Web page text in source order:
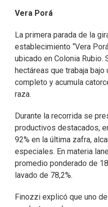
Vera Porá
La primera parada de la
establecimiento “Vera
ubicado en Colonia Rubio.
hectáreas que trabaja
completo y acumula
raza.
Durante la recorrida se
productivos destacados,
92% en la última zafra,
especiales. En materia
promedio ponderado de
lavado de 78,2%.
Finozzi explicó que uno